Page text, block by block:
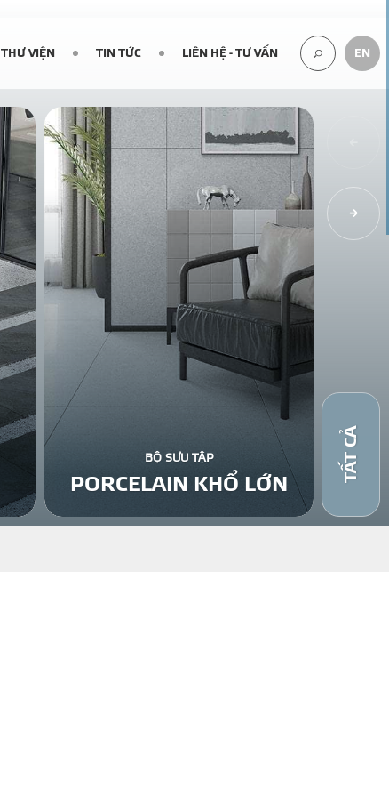
THƯ VIỆN TIN TỨC LIÊN HỆ - TƯ VẤN EN
BỘ SƯU TẬP
PORCELAIN KHỔ LỚN
TẤT CẢ